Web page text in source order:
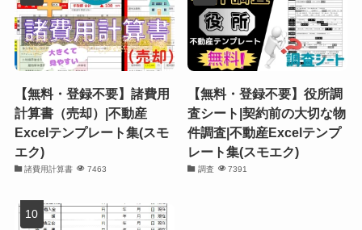
【無料・登録不要】諸費用
計算書（売却）|不動産
Excelテンプレート集(スモ
エク)
諸費用計算書 7463
【無料・登録不要】役所調
査シート|契約前の大切な物
件調査|不動産Excelテンプ
レート集(スモエク)
調査 7391